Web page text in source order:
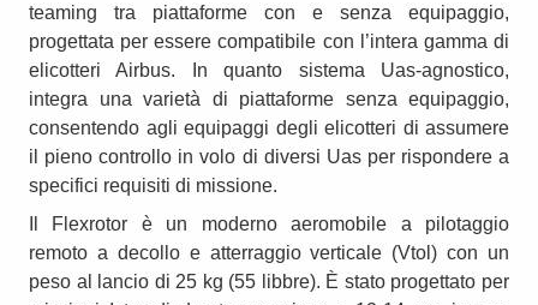
teaming tra piattaforme con e senza equipaggio,
progettata per essere compatibile con l’intera gamma di
elicotteri Airbus. In quanto sistema Uas-agnostico,
integra una varietà di piattaforme senza equipaggio,
consentendo agli equipaggi degli elicotteri di assumere
il pieno controllo in volo di diversi Uas per rispondere a
specifici requisiti di missione.
Il Flexrotor è un moderno aeromobile a pilotaggio
remoto a decollo e atterraggio verticale (Vtol) con un
peso al lancio di 25 kg (55 libbre). È stato progettato per